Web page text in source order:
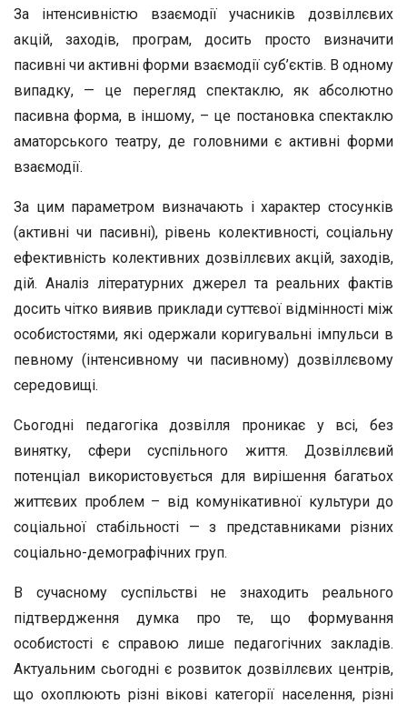
За інтенсивністю взаємодії учасників дозвіллєвих
акцій, заходів, програм, досить просто визначити
пасивні чи активні форми взаємодії суб’єктів. В одному
випадку, — це перегляд спектаклю, як абсолютно
пасивна форма, в іншому, – це постановка спектаклю
аматорського театру, де головними є активні форми
взаємодії.
За цим параметром визначають і характер стосунків
(активні чи пасивні), рівень колективності, соціальну
ефективність колективних дозвіллєвих акцій, заходів,
дій. Аналіз літературних джерел та реальних фактів
досить чітко виявив приклади суттєвої відмінності між
особистостями, які одержали коригувальні імпульси в
певному (інтенсивному чи пасивному) дозвіллєвому
середовищі.
Сьогодні педагогіка дозвілля проникає у всі, без
винятку, сфери суспільного життя. Дозвіллєвий
потенціал використовується для вирішення багатьох
життєвих проблем – від комунікативної культури до
соціальної стабільності — з представниками різних
соціально-демографічних груп.
В сучасному суспільстві не знаходить реального
підтвердження думка про те, що формування
особистості є справою лише педагогічних закладів.
Актуальним сьогодні є розвиток дозвіллєвих центрів,
що охоплюють різні вікові категорії населення, різні